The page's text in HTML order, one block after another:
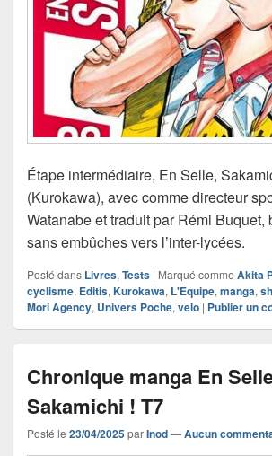
Étape intermédiaire, En Selle,
(Kurokawa), avec comme directeur
Watanabe et traduit par Rémi Buquet,
sans embûches vers l’inter-lycées.
Posté dans Livres, Tests | Marqué comme Akita
cyclisme, Editis, Kurokawa, L'Equipe, manga,
Mori Agency, Univers Poche, velo | Publier un
Chronique manga En
Sakamichi ! T7
Posté le 23/04/2025parInod—Aucun